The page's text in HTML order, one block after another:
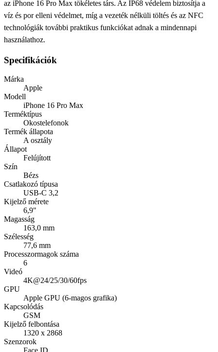
az iPhone 16 Pro Max tökéletes társ. Az IP68 védelem biztosítja a
víz és por elleni védelmet, míg a vezeték nélküli töltés és az NFC
technológiák további praktikus funkciókat adnak a mindennapi
használathoz.
Specifikációk
Márka
Apple
Modell
iPhone 16 Pro Max
Terméktípus
Okostelefonok
Termék állapota
A osztály
Állapot
Felújított
Szín
Bézs
Csatlakozó típusa
USB-C 3,2
Kijelző mérete
6,9"
Magasság
163,0 mm
Szélesség
77,6 mm
Processzormagok száma
6
Videó
4K@24/25/30/60fps
GPU
Apple GPU (6-magos grafika)
Kapcsolódás
GSM
Kijelző felbontása
1320 x 2868
Szenzorok
Face ID